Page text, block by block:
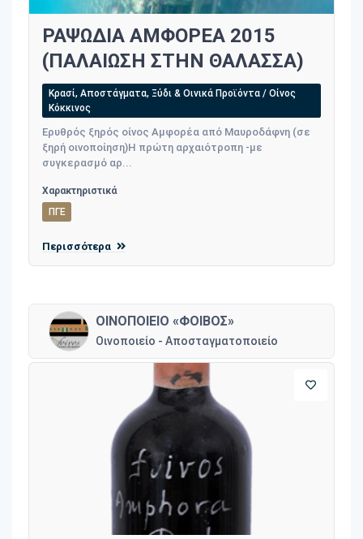
ΡΑΨΩΔΙΑ ΑΜΦΟΡΕΑ 2015
(ΠΑΛΑΙΩΣΗ ΣΤΗΝ ΘΑΛΑΣΣΑ)
Κρασί, Αποστάγματα, Ξύδι & Οινικά Προϊόντα / Οίνος
Κόκκινος
Ερυθρός ξηρός οίνος Αμφορέα από Μαυροδάφνη (σε
ξηρή οινοποίηση)H πρώτη αρχαιότροπη -με
συγκερασμό αρ...
Χαρακτηριστικά
ΠΓΕ
Περισσότερα
ΟΙΝΟΠΟΙΕΙΟ «ΦΟΙΒΟΣ»
Οινοποιείο - Αποσταγματοποιείο